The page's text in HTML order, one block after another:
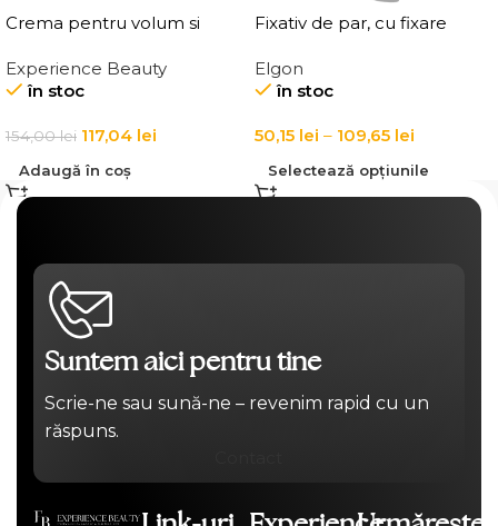
Crema pentru volum si
Elgon 20 Volumizing
Thickening Cream
Experience Beauty
în stoc
154,00lei 117,04 lei
Adaugă în coș
Fixativ de par, cu fixare
Fix It Hairspray
Elgon
în stoc
50,15 lei – 109,65 lei
Selectează opțiunile
Suntem aici pentru tine
Scrie-ne sau sună-ne – revenim rapid cu un
răspuns.